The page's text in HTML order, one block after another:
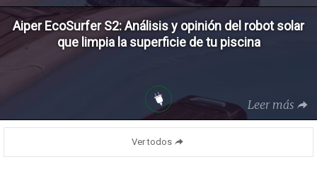
Aiper EcoSurfer S2: Análisis y opinión del robot solar
que limpia la superficie de tu piscina
Leer más
Ver todos